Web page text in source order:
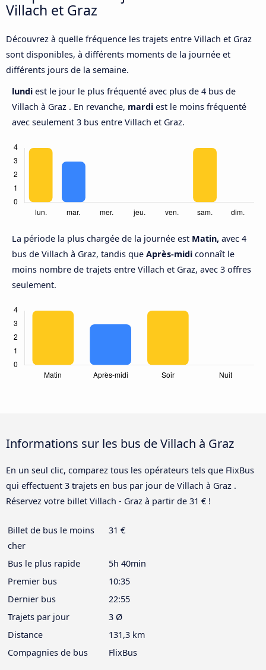
Villach et Graz
Découvrez à quelle fréquence les trajets entre Villach et Graz
sont disponibles, à différents moments de la journée et
différents jours de la semaine.
lundi est le jour le plus fréquenté avec plus de 4 bus de
Villach à Graz . En revanche, mardi est le moins fréquenté
avec seulement 3 bus entre Villach et Graz.
La période la plus chargée de la journée est Matin, avec 4
bus de Villach à Graz, tandis que Après-midi connaît le
moins nombre de trajets entre Villach et Graz, avec 3 offres
seulement.
Informations sur les bus de Villach à Graz
En un seul clic, comparez tous les opérateurs tels que FlixBus
qui effectuent 3 trajets en bus par jour de Villach à Graz .
Réservez votre billet Villach - Graz à partir de 31 € !
Billet de bus le moins
cher
31 €
Bus le plus rapide
5h 40min
Premier bus
10:35
Dernier bus
22:55
Trajets par jour
3 Ø
Distance
131,3 km
Compagnies de bus
FlixBus